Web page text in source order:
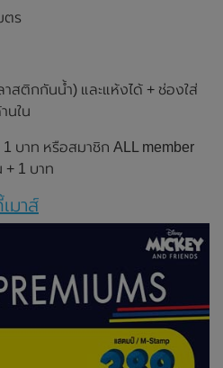
ตร
สติกกันน้ำ) และแห้งได้ + ช่องใส่
นใน
บาท หรือสมาชิก ALL member
+ 1 บาท
มาส์